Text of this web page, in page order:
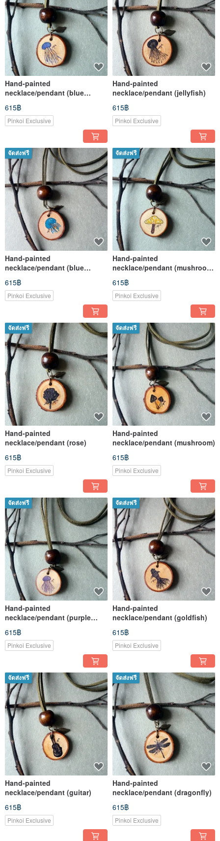
Hand-painted
necklace/pendant (blue
jellyfish)
615฿
Pinkoi Exclusive
Hand-painted
necklace/pendant (jellyfish)
615฿
Pinkoi Exclusive
จัดส่งฟรี
Hand-painted
necklace/pendant (blue
jellyfish)
615฿
Pinkoi Exclusive
จัดส่งฟรี
Hand-painted
necklace/pendant (mushroom-
yellow)
615฿
Pinkoi Exclusive
จัดส่งฟรี
Hand-painted
necklace/pendant (rose)
615฿
Pinkoi Exclusive
จัดส่งฟรี
Hand-painted
necklace/pendant (mushroom)
615฿
Pinkoi Exclusive
จัดส่งฟรี
Hand-painted
necklace/pendant (purple
jellyfish)
615฿
Pinkoi Exclusive
จัดส่งฟรี
Hand-painted
necklace/pendant (goldfish)
615฿
Pinkoi Exclusive
จัดส่งฟรี
Hand-painted
necklace/pendant (guitar)
615฿
Pinkoi Exclusive
จัดส่งฟรี
Hand-painted
necklace/pendant (dragonfly)
615฿
Pinkoi Exclusive